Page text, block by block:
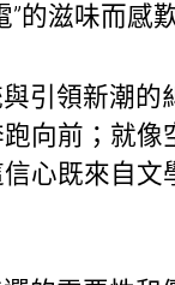
的滋味而感
引領新潮的
向前；就像
心既來自文